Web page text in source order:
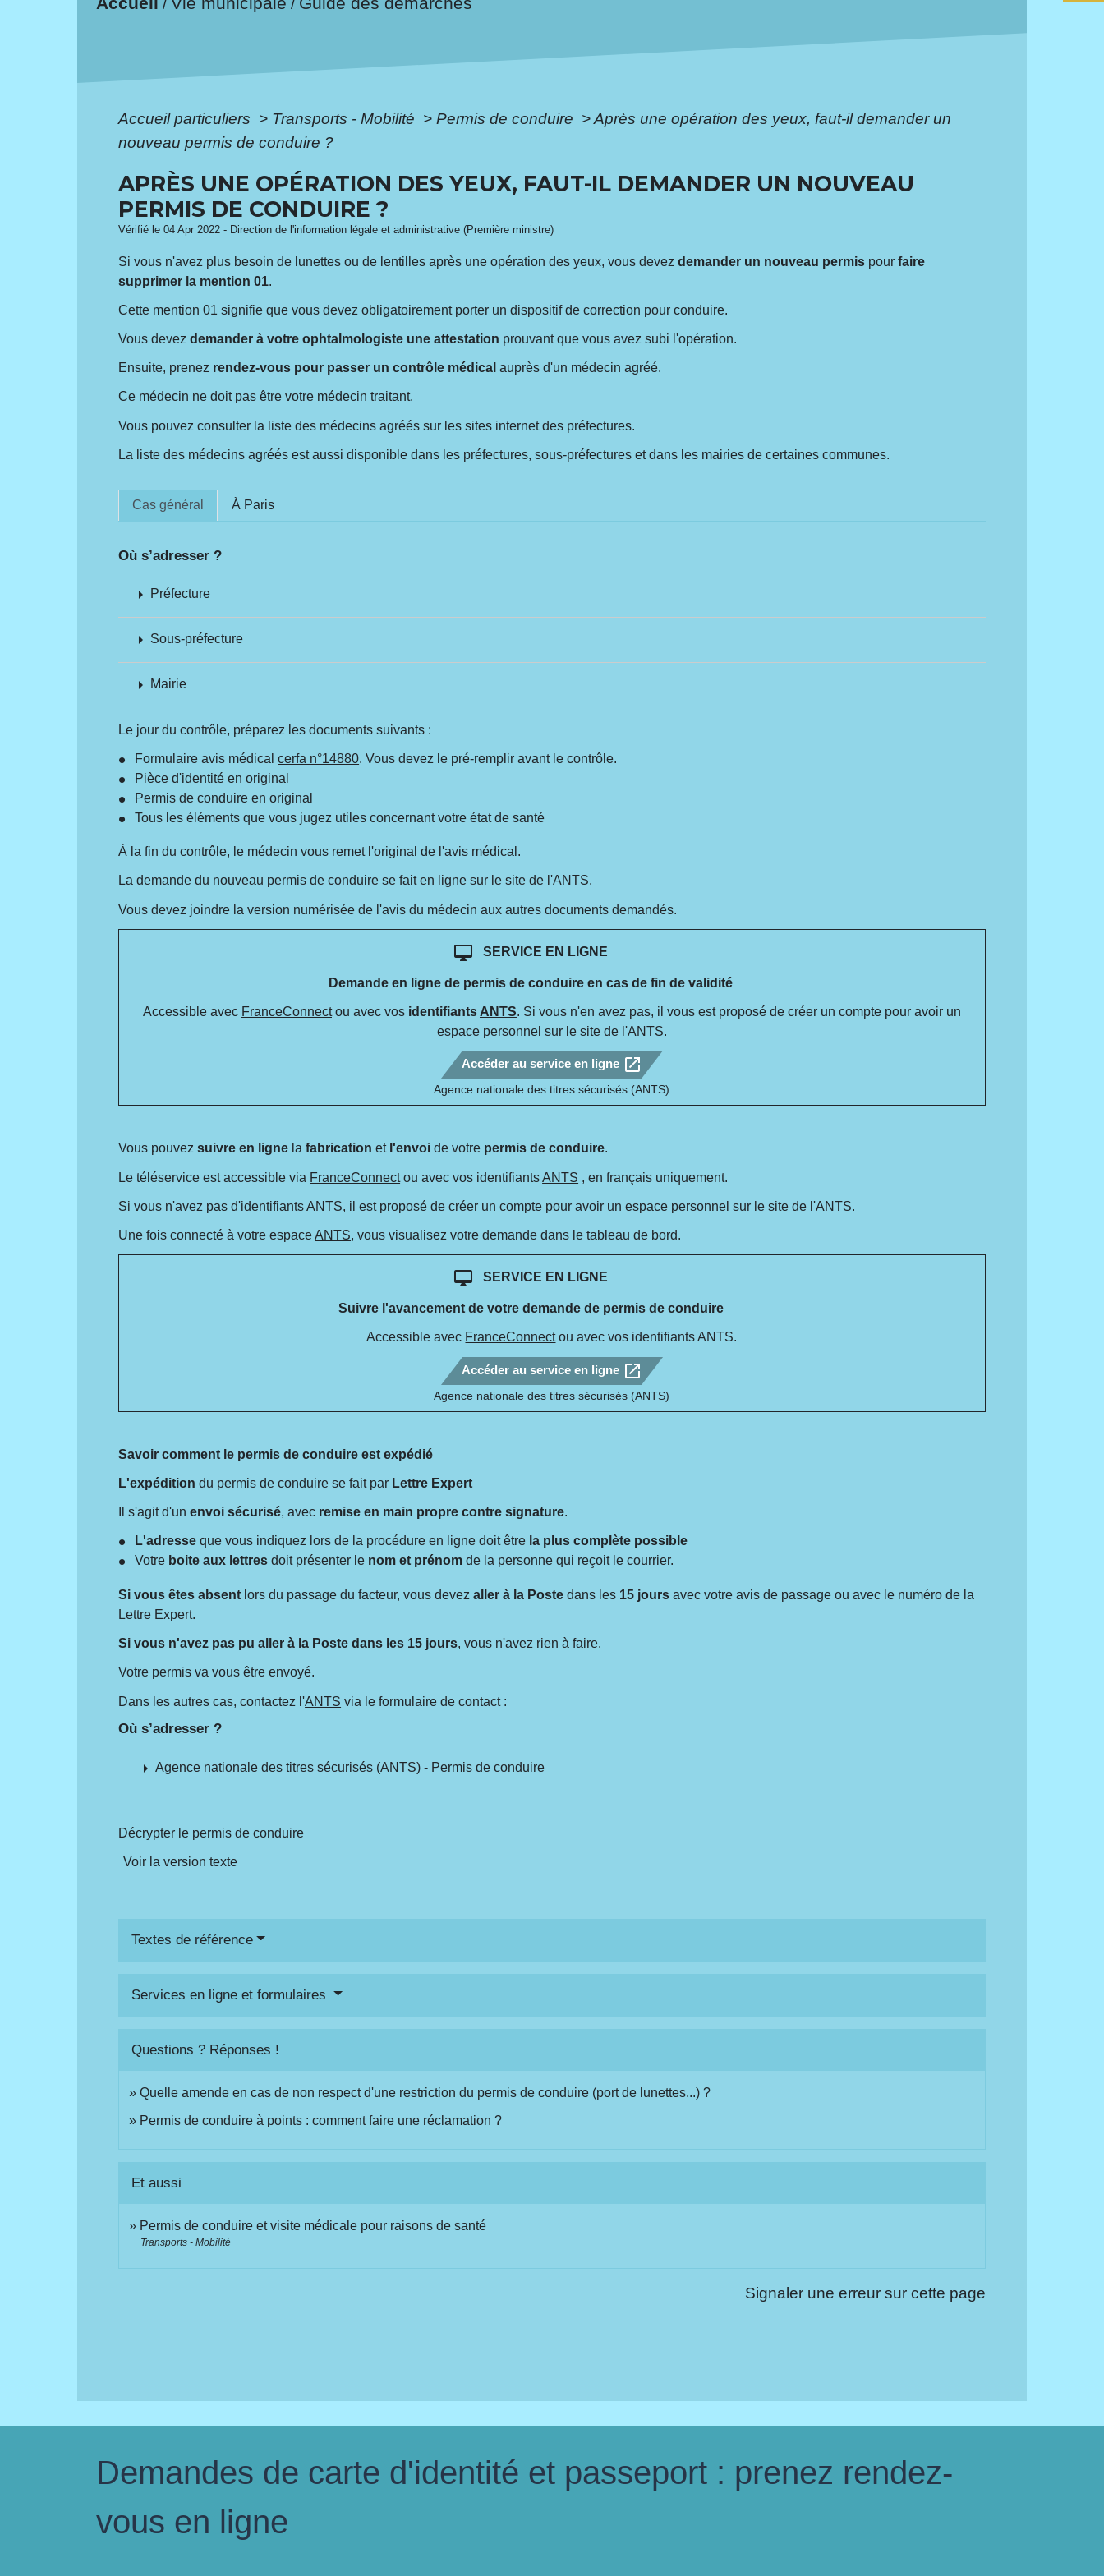
/ /
Accueil particuliers > Transports - Mobilité > Permis de conduire >Après une opération des yeux, faut-il demander un
nouveau permis de conduire ?
APRÈS UNE OPÉRATION DES YEUX, FAUT-IL DEMANDER UN NOUVEAU
PERMIS DE CONDUIRE ?
Vérifié le 04 Apr 2022 - Direction de l'information légale et administrative (Première ministre)
Si vous n'avez plus besoin de lunettes ou de lentilles après une opération des yeux, vous devezdemander un nouveau permis pourfaire
supprimer la mention 01.
Cette mention 01 signifie que vous devez obligatoirement porter un dispositif de correction pour conduire.
Vous devezdemander à votre ophtalmologiste une attestation prouvant que vous avez subi l'opération.
Ensuite, prenez rendez-vous pour passer un contrôle médical auprès d'un médecin agréé.
Ce médecin ne doit pas être votre médecin traitant.
Vous pouvez consulter la liste des médecins agréés sur les sites internet des préfectures.
La liste des médecins agréés est aussi disponible dans les préfectures, sous-préfectures et dans les mairies de certaines communes.
Cas général À Paris
Où s’adresser ?
arrow_right Préfecture
arrow_right Sous-préfecture
arrow_right Mairie
Le jour du contrôle, préparez les documents suivants :
Formulaire avis médicalcerfa n°14880. Vous devez le pré-remplir avant le contrôle.
Pièce d'identité en original
Permis de conduire en original
Tous les éléments que vous jugez utiles concernant votre état de santé
À la fin du contrôle, le médecin vous remet l'original de l'avis médical.
La demande du nouveau permis de conduire se fait en ligne sur le site de l'ANTS.
Vous devez joindre la version numérisée de l'avis du médecin aux autres documents demandés.
desktop_mac SERVICE EN LIGNE
Demande en ligne de permis de conduire en cas de fin de validité
Accessible avec FranceConnectou avec vos identifiants ANTS. Si vous n'en avez pas, il vous est proposé de créer un compte pour avoir un
espace personnel sur le site de l'ANTS.
Accéder au service en ligne open_in_new
Agence nationale des titres sécurisés (ANTS)
Vous pouvezsuivre en ligne lafabrication et l'envoi de votre permis de conduire.
Le téléservice est accessible via FranceConnectou avec vos identifiantsANTS , en français uniquement.
Si vous n'avez pas d'identifiants ANTS, il est proposé de créer un compte pour avoir un espace personnel sur le site de l'ANTS.
Une fois connecté à votre espaceANTS, vous visualisez votre demande dans le tableau de bord.
desktop_mac SERVICE EN LIGNE
Suivre l'avancement de votre demande de permis de conduire
Accessible avec FranceConnectou avec vos identifiants ANTS.
Accéder au service en ligne open_in_new
Agence nationale des titres sécurisés (ANTS)
Savoir comment le permis de conduire est expédié
L'expédition du permis de conduire se fait par Lettre Expert
Il s'agit d'unenvoi sécurisé, avec remise en main propre contre signature.
L'adresse que vous indiquez lors de la procédure en ligne doit être la plus complète possible
Votre boite aux lettres doit présenter le nom et prénom de la personne qui reçoit le courrier.
Si vous êtes absent lors du passage du facteur, vous devezaller à la Poste dans les 15 jours avec votre avis de passage ou avec le numéro de la
Lettre Expert.
Si vous n'avez pas pu aller à la Poste dans les 15 jours, vous n'avez rien à faire.
Votre permis va vous être envoyé.
Dans les autres cas, contactez l'ANTS via le formulaire de contact :
Où s’adresser ?
arrow_rightAgence nationale des titres sécurisés (ANTS) - Permis de conduire
Décrypter le permis de conduire
Voir la version texte
Textes de référence
Services en ligne et formulaires
Questions ? Réponses !
Quelle amende en cas de non respect d'une restriction du permis de conduire (port de lunettes...) ?
Permis de conduire à points : comment faire une réclamation ?
Et aussi
Permis de conduire et visite médicale pour raisons de santé
Transports - Mobilité
Signaler une erreur sur cette page
Demandes de carte d'identité et passeport : prenez rendez-
vous en ligne